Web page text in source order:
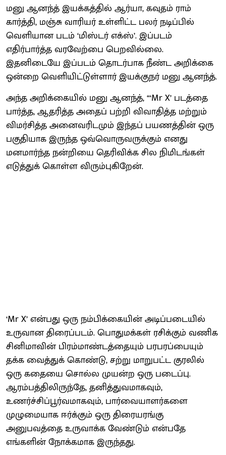
மனு ஆனந்த் இயக்கத்தில் ஆர்யா, கவுதம் ராம்
கார்த்தி, மஞ்சு வாரியர் உள்ளிட்ட பலர் நடிப்பில்
வெளியான படம் ‘மிஸ்டர் எக்ஸ்’. இப்படம்
எதிர்பார்த்த வரவேற்பை பெறவில்லை.
இதனிடையே இப்படம் தொடர்பாக நீண்ட அறிக்கை
ஒன்றை வெளியிட்டுள்ளார் இயக்குநர் மனு ஆனந்த்.
அந்த அறிக்கையில் மனு ஆனந்த், “‘Mr X’ படத்தை
பார்த்த, ஆதரித்த அதைப் பற்றி விவாதித்த மற்றும்
விமர்சித்த அனைவரிடமும் இந்தப் பயணத்தின் ஒரு
பகுதியாக இருந்த ஒவ்வொருவருக்கும் எனது
மனமார்ந்த நன்றியை தெரிவிக்க சில நிமிடங்கள்
எடுத்துக் கொள்ள விரும்புகிறேன்.
‘Mr X’ என்பது ஒரு நம்பிக்கையின் அடிப்படையில்
உருவான திரைப்படம். பொதுமக்கள் ரசிக்கும் வணிக
சினிமாவின் பிரம்மாண்டத்தையும் பரபரப்பையும்
தக்க வைத்துக் கொண்டு, சற்று மாறுபட்ட குரலில்
ஒரு கதையை சொல்ல முயன்ற ஒரு படைப்பு.
ஆரம்பத்திலிருந்தே, தனித்துவமாகவும்,
உணர்ச்சிப்பூர்வமாகவும், பார்வையாளர்களை
முழுமையாக ஈர்க்கும் ஒரு திரையரங்கு
அனுபவத்தை உருவாக்க வேண்டும் என்பதே
எங்களின் நோக்கமாக இருந்தது.